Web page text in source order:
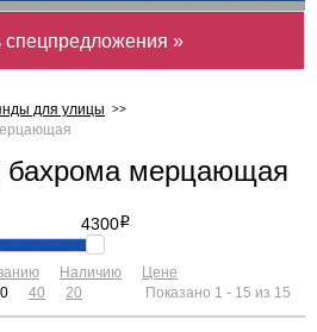
спецпредложения »
для улицы
бахрома мерцающая
4300i
Наличию
Цене
40 20 Показано 1 - 15 из 15